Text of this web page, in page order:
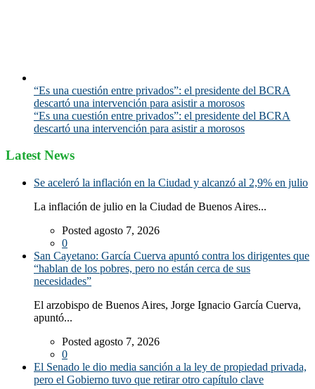
“Es una cuestión entre privados”: el presidente del BCRA
descartó una intervención para asistir a morosos
“Es una cuestión entre privados”: el presidente del BCRA
descartó una intervención para asistir a morosos
Latest News
Se aceleró la inflación en la Ciudad y alcanzó al 2,9% en julio
La inflación de julio en la Ciudad de Buenos Aires...
Posted agosto 7, 2026
0
San Cayetano: García Cuerva apuntó contra los dirigentes que
“hablan de los pobres, pero no están cerca de sus
necesidades”
El arzobispo de Buenos Aires, Jorge Ignacio García Cuerva,
apuntó...
Posted agosto 7, 2026
0
El Senado le dio media sanción a la ley de propiedad privada,
pero el Gobierno tuvo que retirar otro capítulo clave